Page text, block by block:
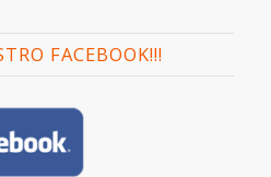
FACEBOOK!!!